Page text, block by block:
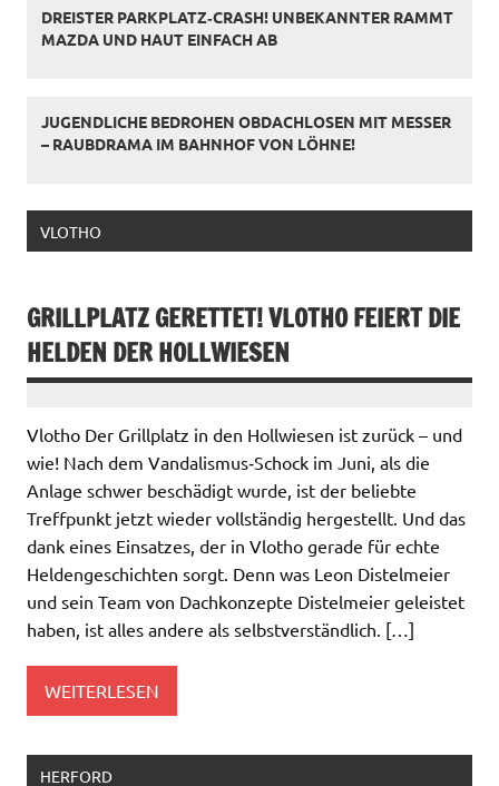
DREISTER PARKPLATZ‑CRASH! UNBEKANNTER RAMMT
MAZDA UND HAUT EINFACH AB
JUGENDLICHE BEDROHEN OBDACHLOSEN MIT MESSER
– RAUBDRAMA IM BAHNHOF VON LÖHNE!
VLOTHO
GRILLPLATZ GERETTET! VLOTHO FEIERT DIE
HELDEN DER HOLLWIESEN
Vlotho Der Grillplatz in den Hollwiesen ist zurück – und
wie! Nach dem Vandalismus‑Schock im Juni, als die
Anlage schwer beschädigt wurde, ist der beliebte
Treffpunkt jetzt wieder vollständig hergestellt. Und das
dank eines Einsatzes, der in Vlotho gerade für echte
Heldengeschichten sorgt. Denn was Leon Distelmeier
und sein Team von Dachkonzepte Distelmeier geleistet
haben, ist alles andere als selbstverständlich. […]
WEITERLESEN
HERFORD